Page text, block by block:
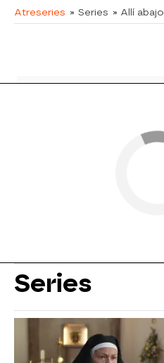
Atreseries » Series » Allí abajo
Series